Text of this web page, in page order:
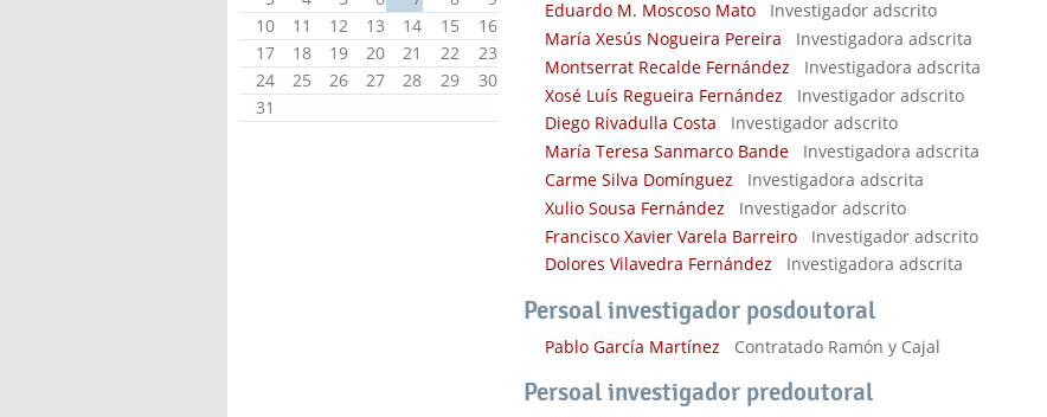
Eduardo M. Moscoso Mato
Investigador adscrito
María Xesús Nogueira Pereira
Investigadora adscrita
Montserrat Recalde Fernández
Investigadora adscrita
Xosé Luís Regueira Fernández
Investigador adscrito
Diego Rivadulla Costa
Investigador adscrito
María Teresa Sanmarco Bande
Investigadora adscrita
Carme Silva Domínguez
Investigadora adscrita
Xulio Sousa Fernández
Investigador adscrito
Francisco Xavier Varela Barreiro
Investigador adscrito
Dolores Vilavedra Fernández
Investigadora adscrita
Persoal investigador posdoutoral
Pablo García Martínez Contratado Ramón y Cajal
Persoal investigador predoutoral
10
11 12 13 14 15
16
17
18 19 20 21 22
23
24
25 26 27 28 29
30
31